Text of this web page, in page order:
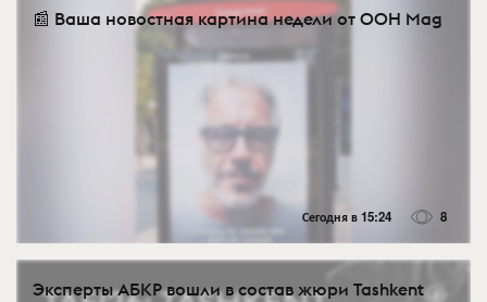
📰 Ваша новостная картина недели от OOH Mag
Сегодня в 15:24 8
Эксперты АБКР вошли в состав жюри Tashkent